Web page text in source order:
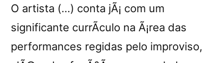
O artista (…) conta jÃ¡ com um
significante currÃ­culo na Ã¡rea das
performances regidas pelo improviso,